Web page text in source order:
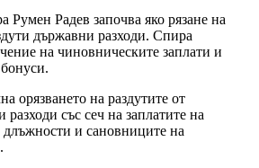
Румен Радев започва яко рязане на
държавни разходи. Спира
на чиновническите заплати и
орязването на раздутите от
със сеч на заплатите на
и сановниците на